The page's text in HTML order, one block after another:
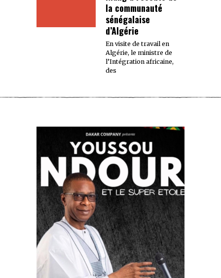
la communauté
sénégalaise
d’Algérie
En visite de travail en
Algérie, le ministre de
l’Intégration africaine,
des